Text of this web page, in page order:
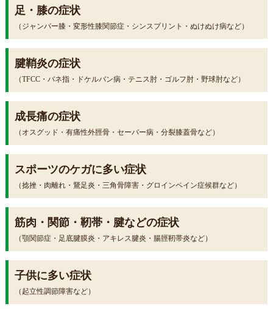
足・膝の症状
（ジャンパー膝・変形性膝関節症・シンスプリント・ぬけぬけ病など）
腱鞘炎の症状
（TFCC・バネ指・ドケルバン病・テニス肘・ゴルフ肘・野球肘など）
成長痛の症状
（オスグッド・有痛性外脛骨・セーバー病・分裂膝蓋骨など）
スポーツのケガに多い症状
（捻挫・肉離れ・鵞足炎・三角骨障害・グロインペイン症候群など）
筋肉・関節・靭帯・腱などの症状
（顎関節症・足底腱膜炎・アキレス腱炎・腸脛靭帯炎など）
子供に多い症状
（起立性調節障害など）